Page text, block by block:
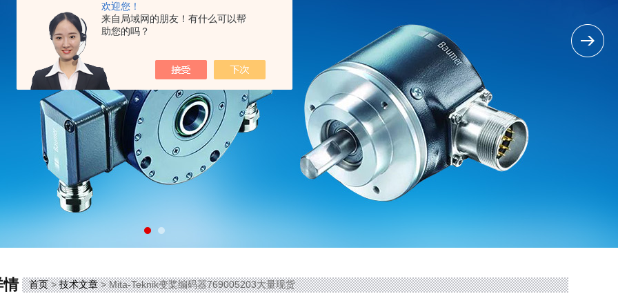
欢迎您！
来自局域网的朋友！有什么可以帮
助您的吗？
情 首页>技术文章> Mita-Teknik变桨编码器769005203大量现货